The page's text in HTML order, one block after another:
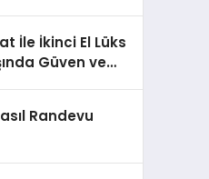
Kökü Sirkesi
İle İkinci El Lüks
Güven ve
Randevu